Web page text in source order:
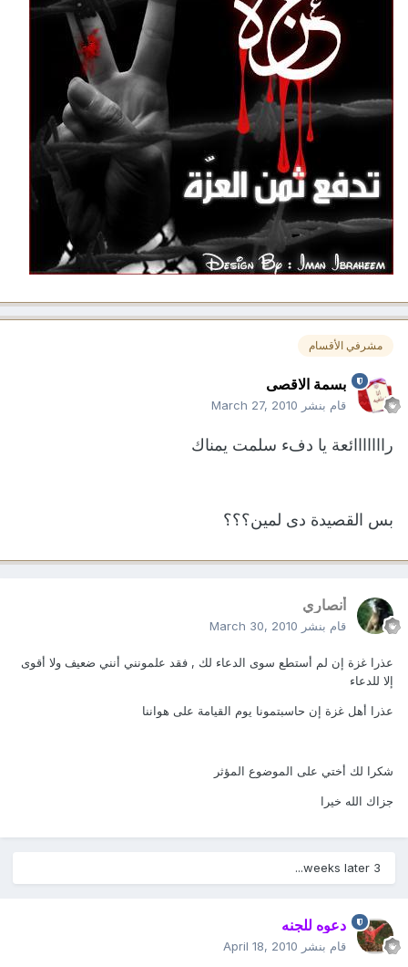
مشرفي الأقسام
بسمة الاقصى
قام بنشر March 27, 2010
رااااااائعة يا دفء سلمت يمناك
بس القصيدة دى لمين؟؟؟
أنصاري
قام بنشر March 30, 2010
عذرا غزة إن لم أستطع سوى الدعاء لك , فقد علمونني أنني ضعيف ولا أقوى
إلا للدعاء
عذرا أهل غزة إن حاسبتمونا يوم القيامة على هواننا
شكرا لك أختي على الموضوع المؤثر
جزاك الله خيرا
3 weeks later...
دعوه للجنه
قام بنشر April 18, 2010